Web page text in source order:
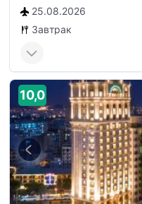
25.08.2026
Завтрак
10,0